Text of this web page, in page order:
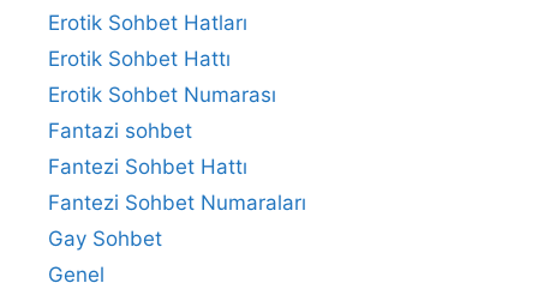
Erotik Sohbet Hatları
Erotik Sohbet Hattı
Erotik Sohbet Numarası
Fantazi sohbet
Fantezi Sohbet Hattı
Fantezi Sohbet Numaraları
Gay Sohbet
Genel